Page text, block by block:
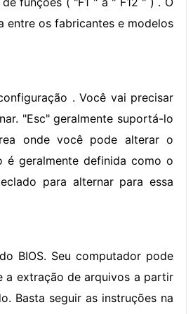
entre os fabricantes e modelos
. Você vai precisar
"Esc" geralmente suportá-lo
onde você pode alterar o
é geralmente definida como o
para alternar para essa
BIOS. Seu computador pode
a extração de arquivos a partir
Basta seguir as instruções na